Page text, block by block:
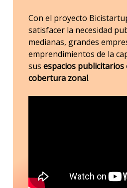
Con el proyecto
satisfacer la necesidad
medianas, grandes
emprendimientos de la
susespacios publicitarios
cobertura zonal.